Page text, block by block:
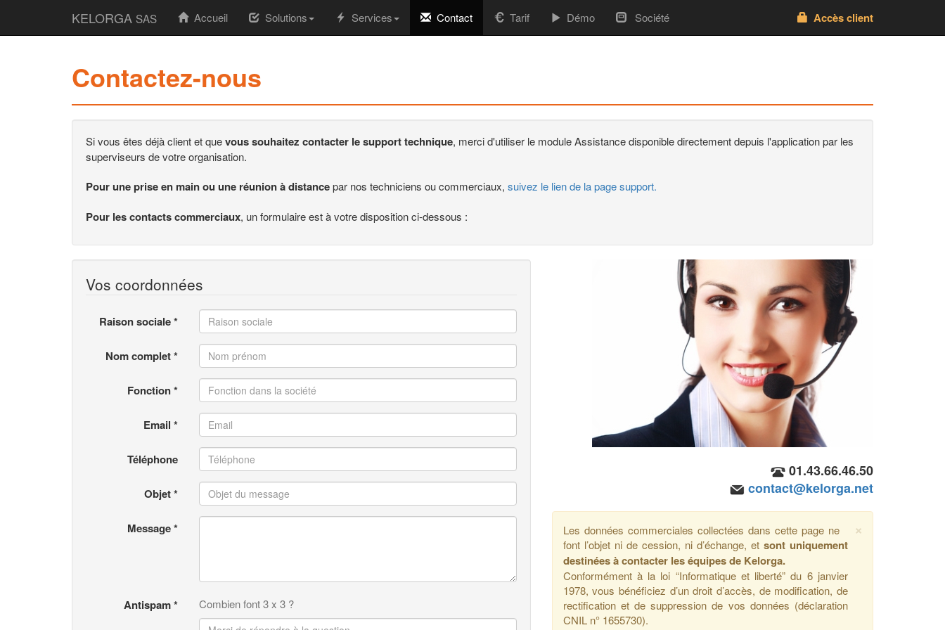
KELORGA SAS Accueil(current)Solutions Services Contact Tarif Démo Société Accès client
Contactez-nous
Si vous êtes déjà client et quevous souhaitez contacter le support technique, merci d'utiliser le module Assistance disponible directement depuis l'application par les
superviseurs de votre organisation.
Pour une prise en main ou une réunion à distancepar nos techniciens ou commerciaux, suivez le lien de la page support.
Pour les contacts commerciaux, un formulaire est à votre disposition ci-dessous :
Vos coordonnées
Raison sociale *
Nom complet *
Fonction *
Email *
Téléphone
Objet *
Message *
Antispam * Combien font 3 x 3 ?
01.43.66.46.50
contact@kelorga.net
×
Les données commerciales collectées dans cette page ne
font l’objet ni de cession, ni d’échange, et sont uniquement
destinées à contacter les équipes de Kelorga.
Conformément à la loi “Informatique et liberté” du 6 janvier
1978, vous bénéficiez d’un droit d’accès, de modification, de
rectification et de suppression de vos données (déclaration
CNIL n° 1655730).